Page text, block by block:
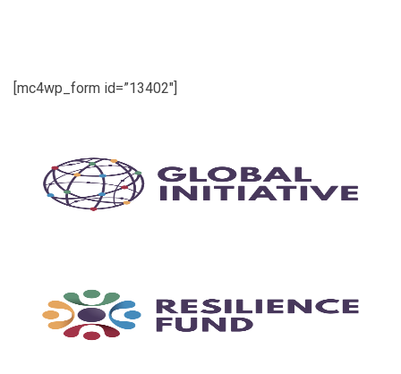
[mc4wp_form id=”13402″]